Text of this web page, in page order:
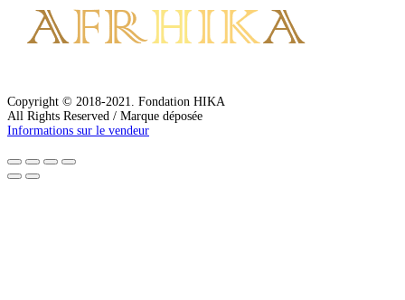
Copyright © 2018-2021. Fondation HIKA
All Rights Reserved / Marque déposée
Informations sur le vendeur